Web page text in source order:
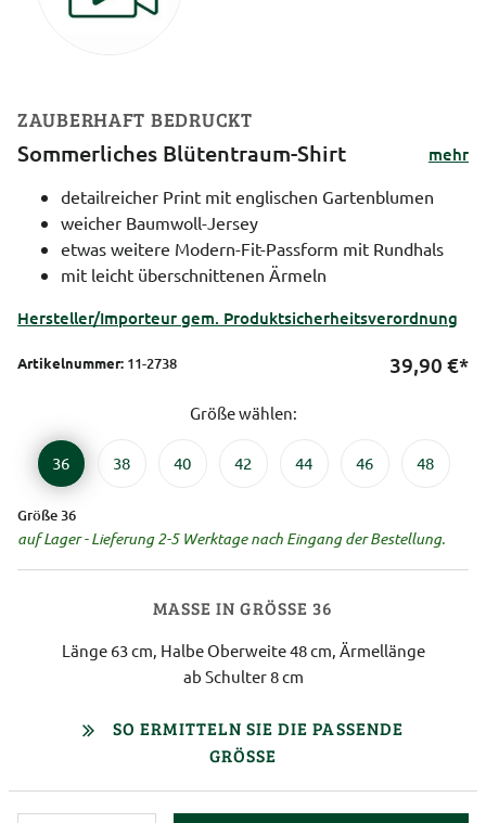
ZAUBERHAFT BEDRUCKT
Sommerliches Blütentraum-Shirt
mehr
detailreicher Print mit englischen Gartenblumen
weicher Baumwoll-Jersey
etwas weitere Modern-Fit-Passform mit Rundhals
mit leicht überschnittenen Ärmeln
Hersteller/Importeur gem. Produktsicherheitsverordnung
Artikelnummer: 11-2738 39,90 €*
Größe wählen:
36 38 40 42 44 46 48
Größe 36
auf Lager - Lieferung 2-5 Werktage nach Eingang der Bestellung.
MASSE IN GRÖSSE 36
Länge 63 cm, Halbe Oberweite 48 cm, Ärmellänge
ab Schulter 8 cm
SO ERMITTELN SIE DIE PASSENDE
GRÖSSE